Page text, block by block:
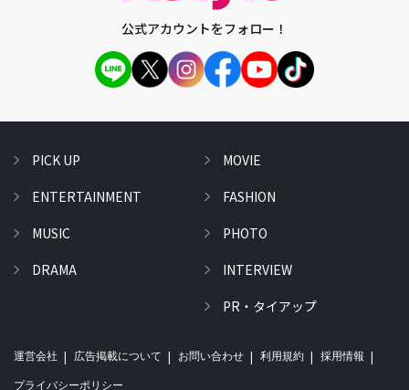
公式アカウントをフォロー！
PICK UP
ENTERTAINMENT
MUSIC
DRAMA
MOVIE
FASHION
PHOTO
INTERVIEW
PR・タイアップ
運営会社 広告掲載について お問い合わせ 利用規約 採用情報
プライバシーポリシー